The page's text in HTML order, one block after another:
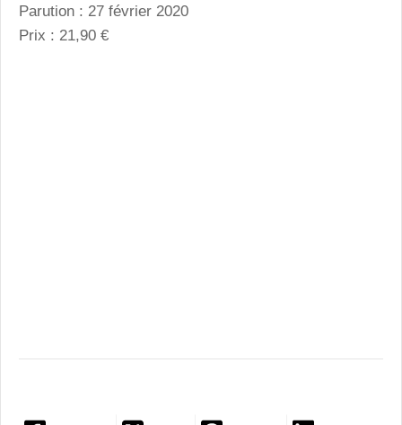
Parution : 27 février 2020
Prix : 21,90 €